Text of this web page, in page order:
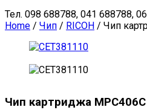
Тел. 098 688788, 041 688788,
Home / Чип / RICOH / Чип
Чип картриджа MPC406C